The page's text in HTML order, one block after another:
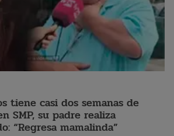
tiene casi dos semanas de
SMP, su padre realiza
“Regresa mamalinda”